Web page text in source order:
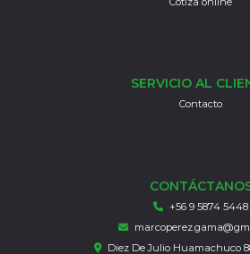
SERVICIO AL
Contacto
+56 9 5874 5448
Diez De Julio Huamachuco